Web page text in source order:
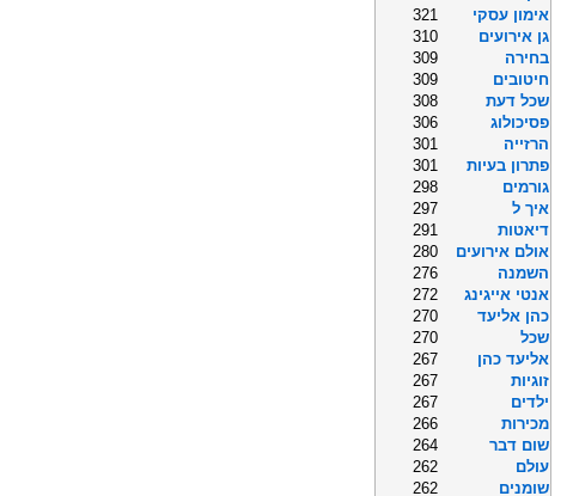
אימון עסקי
321
גן אירועים
310
בחירה
309
חיטובים
309
שכל דעת
308
פסיכולוג
306
הרזייה
301
פתרון בעיות
301
גורמים
298
איך ל
297
דיאטות
291
אולם אירועים
280
השמנה
276
אנטי אייגינג
272
כהן אליעד
270
שכל
270
אליעד כהן
267
זוגיות
267
ילדים
267
מכירות
266
שום דבר
264
עולם
262
שומנים
262